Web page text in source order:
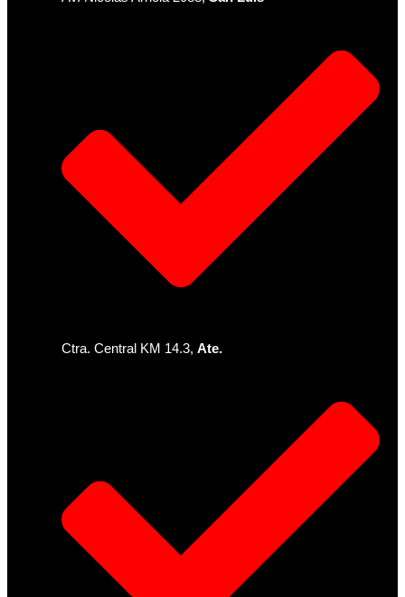
Ctra. Central KM 14.3, Ate.